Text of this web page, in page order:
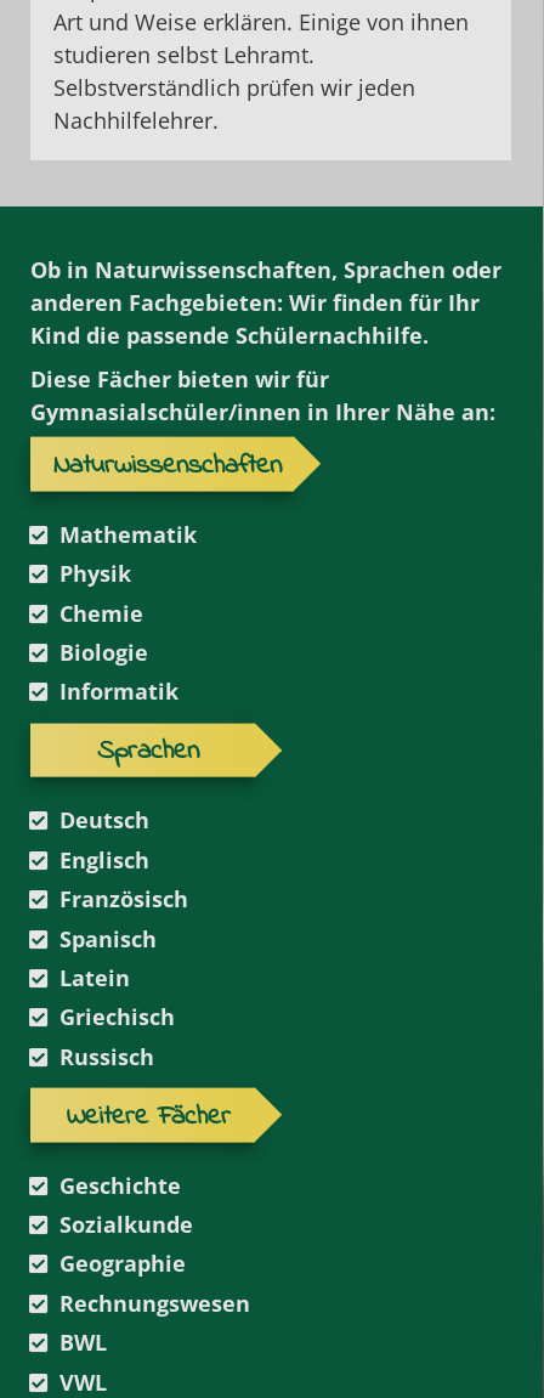
Art und Weise erklären. Einige von ihnen
studieren selbst Lehramt.
Selbstverständlich prüfen wir jeden
Nachhilfelehrer.
Ob in Naturwissenschaften, Sprachen oder
anderen Fachgebieten: Wir finden für Ihr
Kind die passende Schülernachhilfe.
Diese Fächer bieten wir für
Gymnasialschüler/innen in Ihrer Nähe an:
Naturwissenschaften
Mathematik
Physik
Chemie
Biologie
Informatik
Sprachen
Deutsch
Englisch
Französisch
Spanisch
Latein
Griechisch
Russisch
Weitere Fächer
Geschichte
Sozialkunde
Geographie
Rechnungswesen
BWL
VWL